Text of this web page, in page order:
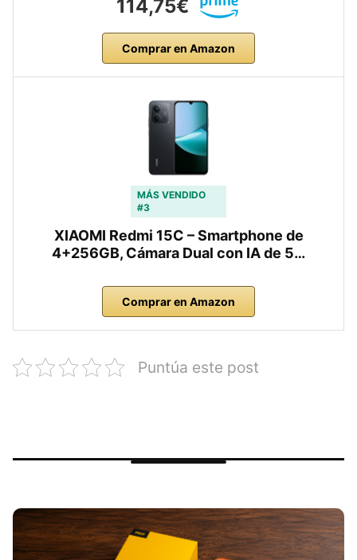
114,75€
Comprar en Amazon
MÁS VENDIDO
#3
XIAOMI Redmi 15C – Smartphone de
4+256GB, Cámara Dual con IA de 5…
Comprar en Amazon
Puntúa este post